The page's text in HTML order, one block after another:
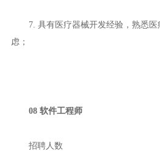
7. 具有医疗器械开发经验，熟悉
虑；
08 软件工程师
招聘人数